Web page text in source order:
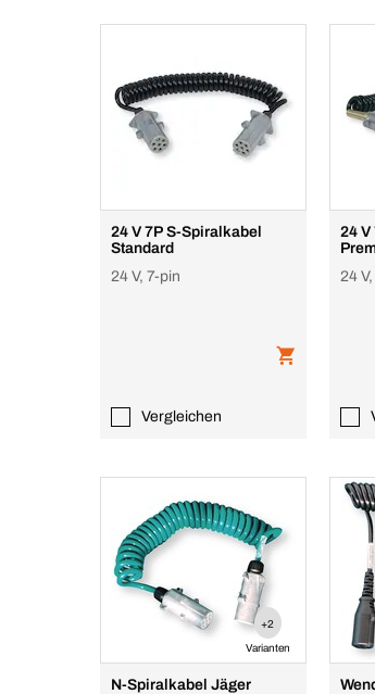
24 V 7P S-Spiralkabel
Standard
24 V, 7-pin
Vergleichen
24 V
24
+2
Varianten
N-Spiralkabel Jäger